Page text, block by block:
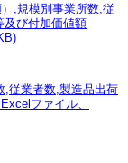
,規模別事業所数,従
及び付加価値額
,従業者数,製造品出荷
ファイル、